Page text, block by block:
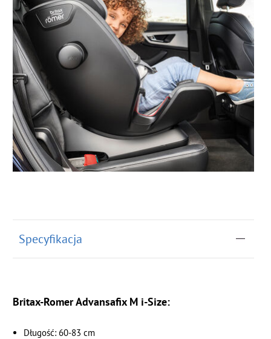
Specyfikacja
Britax-Romer Advansafix M i-Size:
Długość: 60-83 cm